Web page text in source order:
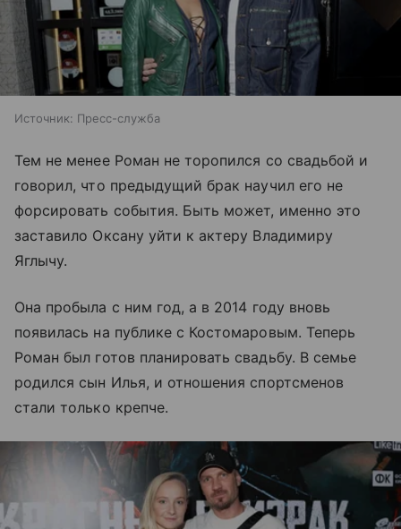
Источник: Пресс-служба
Тем не менее Роман не торопился со свадьбой и
говорил, что предыдущий брак научил его не
форсировать события. Быть может, именно это
заставило Оксану уйти к актеру Владимиру
Яглычу.
Она пробыла с ним год, а в 2014 году вновь
появилась на публике с Костомаровым. Теперь
Роман был готов планировать свадьбу. В семье
родился сын Илья, и отношения спортсменов
стали только крепче.